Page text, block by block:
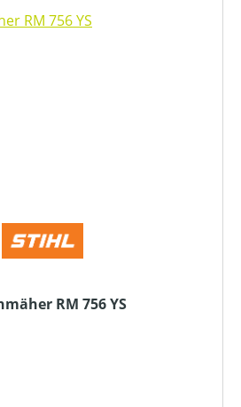
RM 756 YS